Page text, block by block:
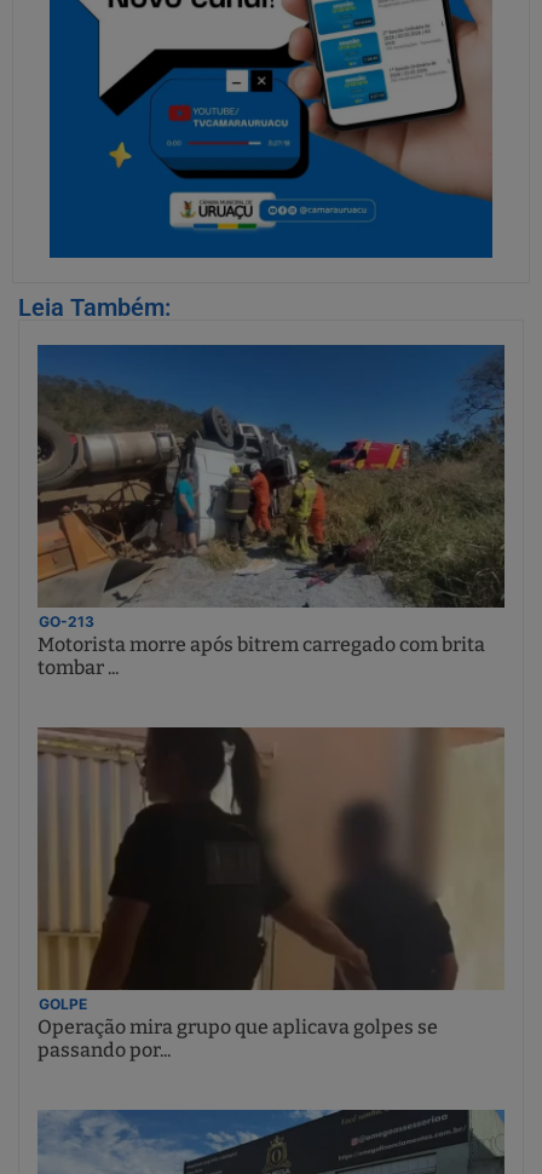
Leia Também:
GO-213
Motorista morre após bitrem carregado com brita
tombar ...
GOLPE
Operação mira grupo que aplicava golpes se
passando por...